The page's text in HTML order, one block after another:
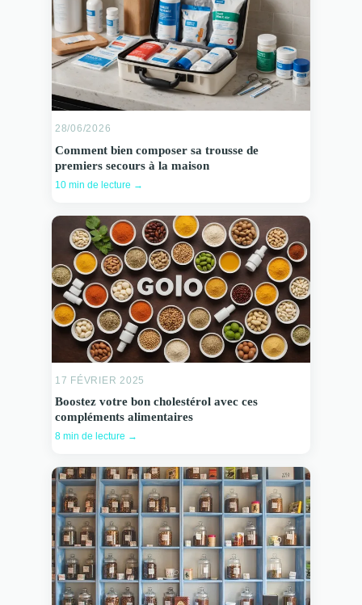
28/06/2026
Comment bien composer sa trousse de
premiers secours à la maison
10 min de lecture →
17 FÉVRIER 2025
Boostez votre bon cholestérol avec ces
compléments alimentaires
8 min de lecture →